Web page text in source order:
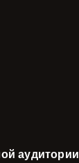
аудитории